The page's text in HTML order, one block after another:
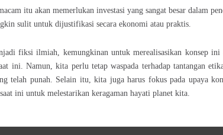
itu akan memerlukan investasi yang sangat besar dalam
sulit untuk dijustifikasi secara ekonomi atau praktis.
fiksi ilmiah, kemungkinan untuk merealisasikan konsep
ini. Namun, kita perlu tetap waspada terhadap tantangan
telah punah. Selain itu, kita juga harus fokus pada upaya
ini untuk melestarikan keragaman hayati planet kita.